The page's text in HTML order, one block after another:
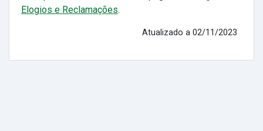
Elogios e Reclamações.
Atualizado a 02/11/2023